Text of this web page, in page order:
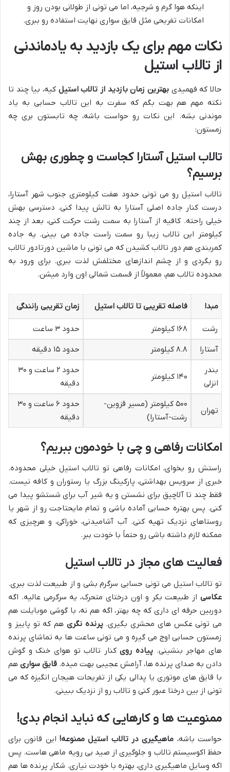
اینکه هوا گرم و شرجیه، اما می تونی از طولانی بودن روز و
امکانات تفریحی مثل قایق سواری نهایت استفاده رو ببری.
نکات مهم برای یک بازدید به یادماندنی
از تالاب استیل
حالا که فهمیدی بهترین زمان بازدید از تالاب استیل کیه، بیا چند تا
نکته مهم هم بهت بگم که سفرت به این تالاب حسابی به یاد
موندنی بشه. این نکات رو حواست باشه، چه تابستون بری چه
زمستون:
تالاب استیل آستارا کجاست و چطوری بهش
برسیم؟
تالاب استیل رو می تونی حدود هفت کیلومتری جنوب شهر آستارا،
درست کنار جاده اصلی آستارا به تالش پیدا کنی. دسترسی بهش
خیلی راحته. کافیه از آستارا به سمت رشت حرکت کنی، بعد از چند
کیلومتر این تالاب زیبا رو سمت راست جاده می بینی. یه جاده
کمربندی هم دور تالاب کشیدن که می تونی با ماشین دورتادور تالاب
رو بگردی و از چشم اندازهای مختلفش لذت ببری. برای ورود به
محدوده تالاب هم، معمولاً از قسمت شمالی اون وارد میشن.
مبدا فاصله تقریبی تا تالاب استیل زمان تقریبی رانندگی
رشت ۱۶۸ کیلومتر
حدود ۳ ساعت
آستارا
۸.۸ کیلومتر
حدود ۱۵ دقیقه
بندر
انزلی
۱۴۰ کیلومتر
حدود ۲ ساعت و ۳۰
دقیقه
تهران
۵۰۰ کیلومتر (مسیر قزوین-
رشت-آستارا)
حدود ۶ ساعت و ۳۰
دقیقه
امکانات رفاهی و چی با خودمون ببریم؟
راستش رو بخوای، امکانات رفاهی تو تالاب استیل خیلی محدوده.
خبری از سرویس بهداشتی، پارکینگ بزرگ یا رستوران و کافه نیست.
فقط چند تا آلاچیق برای نشستن و یه شیر آب برای شستشو پیدا می
کنی. پس بهتره حسابی آماده باشی و تمام مایحتاجت رو از شهر یا
روستاهای نزدیک تهیه کنی. آب آشامیدنی، خوراکی، و هرچیزی که
ممکنه لازم داشته باشی رو حتماً با خودت ببر.
فعالیت های مجاز در تالاب استیل
تو تالاب استیل می تونی حسابی سرگرم بشی و از طبیعت لذت ببری.
عکاسی از طبیعت بکر و اون درختای متحرک، یه سرگرمی عالیه. اگه
دوربین حرفه ای داری که چه بهتر، اگه هم نه، با گوشی موبایلت هم
می تونی عکس های محشری بگیری.پرنده نگری هم که تو پاییز و
زمستون حسابی اوج می گیره و می تونی ساعت ها به تماشای پرنده
های مهاجر بنشینی. پیاده رویکنار تالاب تو هوای خنک و گوش
دادن به صدای پرنده ها، آرامش عجیبی بهت میده. قایق سواری هم
با قایق های موتوری یا پدالی یکی از تفریحات هیجان انگیزه که می
تونی از بین درختا عبور کنی و تالاب رو از نزدیک ببینی.
ممنوعیت ها و کارهایی که نباید انجام بدی!
حواست باشه، ماهیگیری در تالاب استیل ممنوعه! این قانون برای
حفظ اکوسیستم تالاب و جلوگیری از صید بی رویه ماهی هاست. پس
اگه وسایل ماهیگیری داری، بهتره با خودت نیاری. شکار پرنده ها هم